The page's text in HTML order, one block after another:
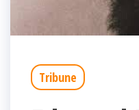
Tribune